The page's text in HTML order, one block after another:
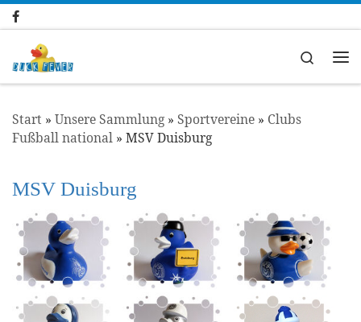
Zum Inhalt springen
Search
Start » Unsere Sammlung » Sportvereine » Clubs
Fußball national » MSV Duisburg
MSV Duisburg